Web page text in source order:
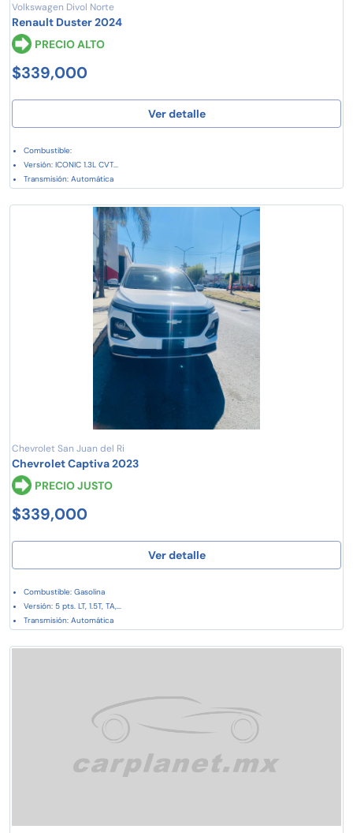
Volkswagen Divol Norte
Renault Duster 2024
PRECIO ALTO
$339,000
Ver detalle
Combustible:
Versión: ICONIC 1.3L CVT...
Transmisión: Automática
Chevrolet San Juan del Ri
Chevrolet Captiva 2023
PRECIO JUSTO
$339,000
Ver detalle
Combustible: Gasolina
Versión: 5 pts. LT, 1.5T, TA,...
Transmisión: Automática